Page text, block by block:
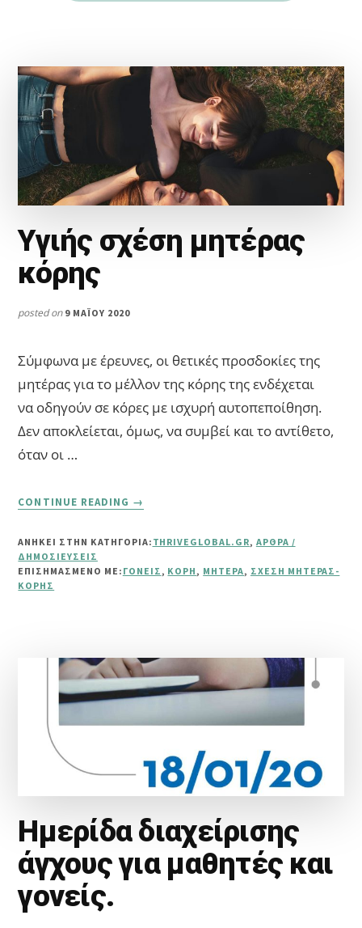
Υγιής σχέση μητέρας
κόρης
posted on 9 ΜΑΪ́ΟΥ 2020
Σύμφωνα με έρευνες, οι θετικές προσδοκίες της
μητέρας για το μέλλον της κόρης της ενδέχεται
να οδηγούν σε κόρες με ισχυρή αυτοπεποίθηση.
Δεν αποκλείεται, όμως, να συμβεί και το αντίθετο,
όταν οι …
CONTINUE READING
ΥΓΙΉΣ
ΜΗΤΈΡΑΣ
ΚΌΡΗΣ
→
ΑΝΗΚΕΙ ΣΤΗΝ ΚΑΤΗΓΟΡΙΑ: THRIVEGLOBAL.GR, ΆΡΘΡΑ /
ΔΗΜΟΣΙΕΎΣΕΙΣ
ΕΠΙΣΗΜΑΣΜΈΝΟ ΜΕ: ΓΟΝΕΊΣ , ΚΌΡΗ , ΜΗΤΈΡΑ, ΣΧΈΣΗ ΜΗΤΈΡΑΣ-
ΚΌΡΗΣ
Ημερίδα διαχείρισης
άγχους για μαθητές και
γονείς.